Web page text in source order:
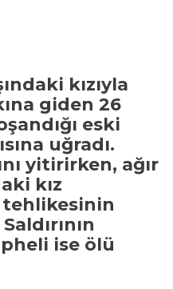
kızıyla
giden 26
eski
uğradı.
yitirirken, ağır
kız
ise ölü